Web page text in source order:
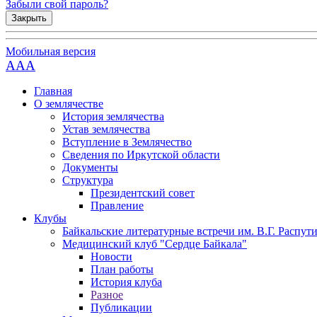
Забыли свой пароль?
Закрыть
Мобильная версия
AAA
Главная
О землячестве
История землячества
Устав землячества
Вступление в Землячество
Сведения по Иркутской области
Документы
Структура
Президентский совет
Правление
Клубы
Байкальские литературные встречи им. В.Г.
Медицинский клуб "Сердце Байкала"
Новости
План работы
История клуба
Разное
Публикации